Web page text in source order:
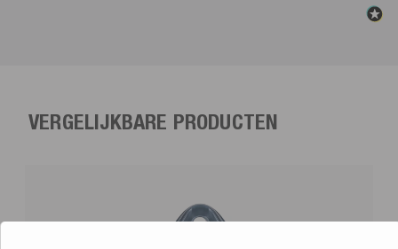
VERGELIJKBARE PRODUCTEN